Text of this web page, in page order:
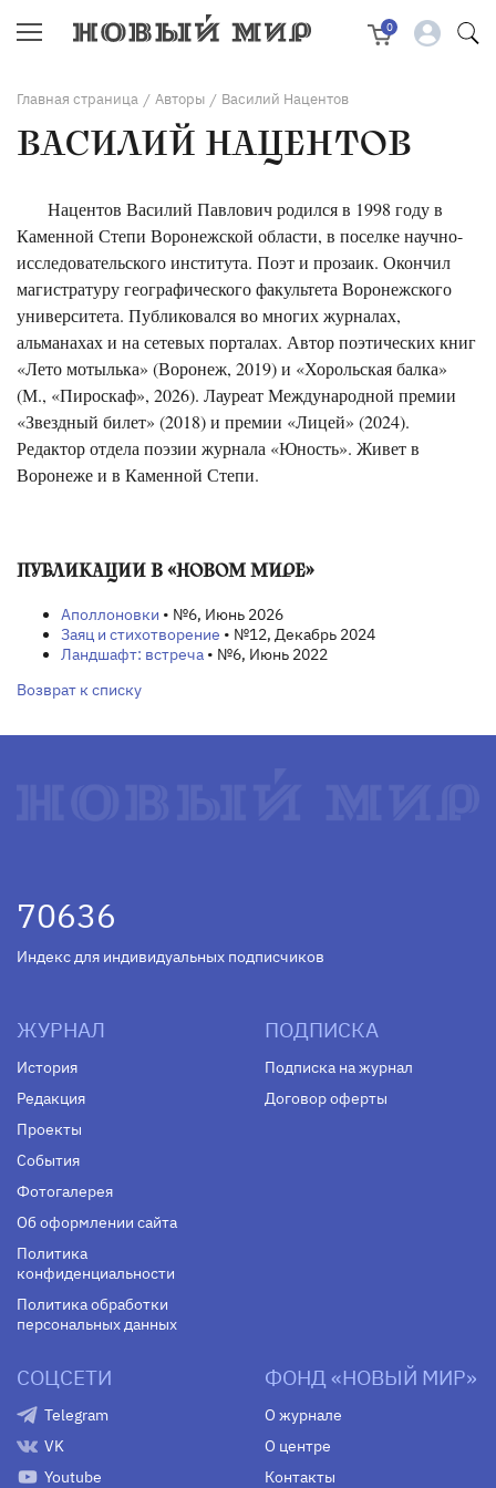
0
Главная страница / Авторы / Василий Нацентов
ВАСИЛИЙ НАЦЕНТОВ
Нацентов Василий Павлович родился в 1998 году в
Каменной Степи Воронежской области, в поселке научно-
исследовательского института. Поэт и прозаик. Окончил
магистратуру географического факультета Воронежского
университета. Публиковался во многих журналах,
альманахах и на сетевых порталах. Автор поэтических книг
«Лето мотылька» (Воронеж, 2019) и «Хорольская балка»
(М., «Пироскаф», 2026). Лауреат Международной премии
«Звездный билет» (2018) и премии «Лицей» (2024).
Редактор отдела поэзии журнала «Юность». Живет в
Воронеже и в Каменной Степи.
ПУБЛИКАЦИИ В «НОВОМ МИРЕ»
Аполлоновки • №6, Июнь 2026
Заяц и стихотворение • №12, Декабрь 2024
Ландшафт: встреча • №6, Июнь 2022
Возврат к списку
70636
Индекс для индивидуальных подписчиков
ЖУРНАЛ
История
Редакция
Проекты
События
Фотогалерея
Об оформлении сайта
Политика
конфиденциальности
Политика обработки
персональных данных
ПОДПИСКА
Подписка на журнал
Договор оферты
СОЦСЕТИ
Telegram
VK
Youtube
ФОНД «НОВЫЙ МИР»
О журнале
О центре
Контакты